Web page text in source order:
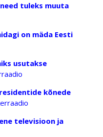
tuleks muuta
on mäda Eesti
usutakse
kõnede
televisioon ja